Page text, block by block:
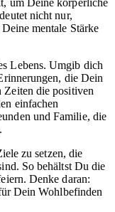
um Deine körperliche
nicht nur,
mentale Stärke
Lebens. Umgib dich
die Dein
Zeiten die positiven
einfachen
und Familie, die
zu setzen, die
So behältst Du die
Denke daran:
Dein Wohlbefinden